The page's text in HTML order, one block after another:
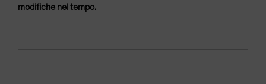
modifiche nel tempo.